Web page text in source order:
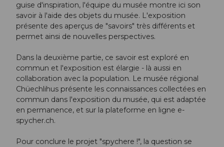
guise d'inspiration, l'équipe du musée montre ici son
savoir à l'aide des objets du musée. L'exposition
présente des aperçus de "savoirs" très différents et
permet ainsi de nouvelles perspectives.
Dans la deuxième partie, ce savoir est exploré en
commun et l'exposition est élargie - là aussi en
collaboration avec la population. Le musée régional
Chüechlihus présente les connaissances collectées en
commun dans l'exposition du musée, qui est adaptée
en permanence, et sur la plateforme en ligne e-
spycher.ch.
Pour conclure le projet "spychere !", la question se